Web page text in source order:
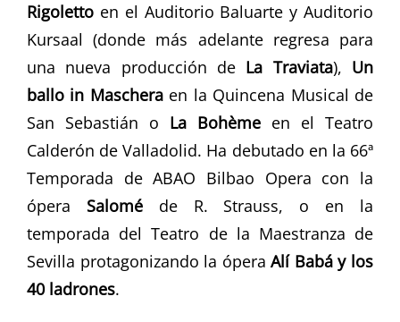
Rigoletto en el Auditorio Baluarte y Auditorio
Kursaal (donde más adelante regresa para
una nueva producción de La Traviata), Un
ballo in Mascheraen la Quincena Musical de
San Sebastián o La Bohème en el Teatro
Calderón de Valladolid. Ha debutado en la 66ª
Temporada de ABAO Bilbao Opera con la
ópera Saloméde R. Strauss, o en la
temporada del Teatro de la Maestranza de
Sevilla protagonizando la óperaAlí Babá y los
40 ladrones.